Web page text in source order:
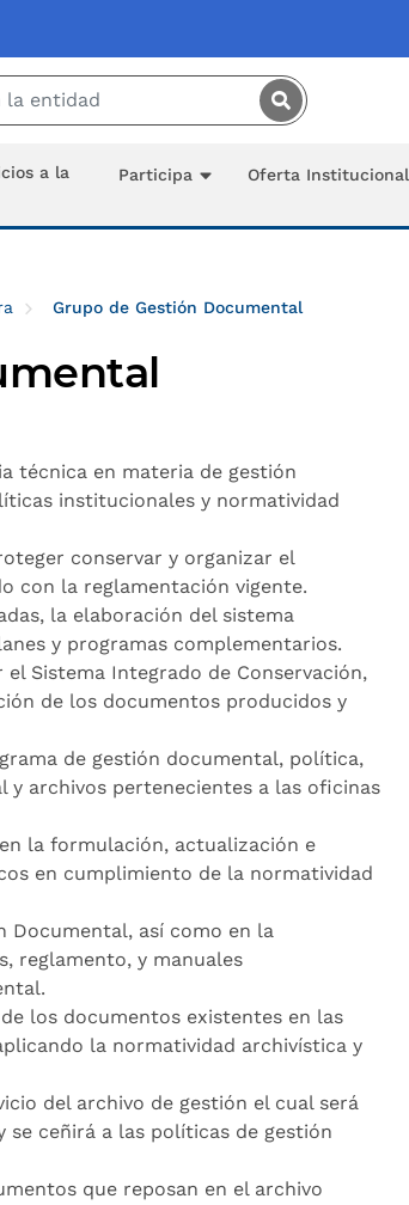
a la
Participa Oferta Institucional
Grupo de Gestión Documental
técnica en materia de gestión
institucionales y normatividad
conservar y organizar el
con la reglamentación vigente.
la elaboración del sistema
y programas complementarios.
Sistema Integrado de Conservación,
de los documentos producidos y
de gestión documental, política,
y archivos pertenecientes a las oficinas
la formulación, actualización e
en cumplimiento de la normatividad
Documental, así como en la
reglamento, y manuales
los documentos existentes en las
la normatividad archivística y
del archivo de gestión el cual será
se ceñirá a las políticas de gestión
que reposan en el archivo